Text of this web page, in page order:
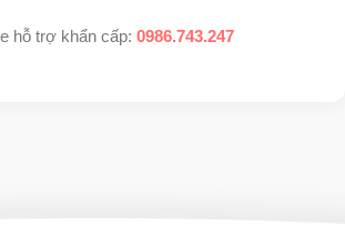
hỗ trợ khẩn cấp: 0986.743.247